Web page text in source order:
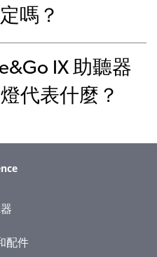
嗎？
IX 助聽器
代表什麼？
配件